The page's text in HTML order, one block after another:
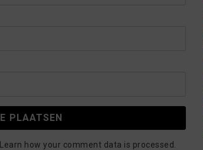
Learn how your comment data is processed.